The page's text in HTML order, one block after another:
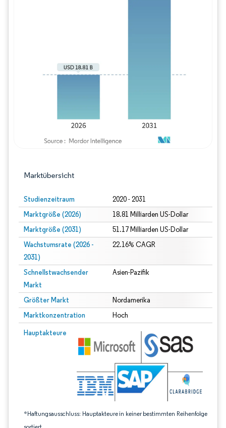
Marktübersicht
Studienzeitraum 2020 - 2031
Marktgröße (2026) 18.81 Milliarden US-Dollar
Marktgröße (2031) 51.17 Milliarden US-Dollar
Wachstumsrate (2026 -
2031)
22.16% CAGR
Schnellstwachsender
Markt
Asien-Pazifik
Größter Markt Nordamerika
Marktkonzentration Hoch
Hauptakteure
*Haftungsausschluss: Hauptakteure in keiner bestimmten Reihenfolge
Bild © Mordor Intelligence. Wiederverwendung erfordert Namensnennung